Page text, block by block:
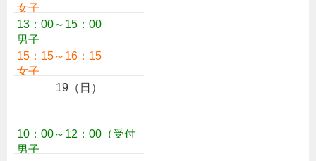
11：50迄
女子
13：00～15：00
男子
15：15～16：15
女子
19（日）
10：00～12：00（受付
11：50迄）
男子